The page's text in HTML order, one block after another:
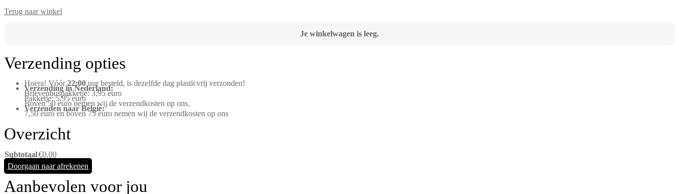
Terug naar winkel
Je winkelwagen is leeg.
Verzending opties
Hoera! Vóór22:00 uur besteld, is dezelfde dag plasticvrij verzonden!
Verzending in Nederland:
Brievenbuspakketje: 3,95 euro
Pakketje: 5,95 euro
Boven 50 euro nemen wij de verzendkosten op ons.
Verzenden naar Belgie:
7,50 euro en boven 75 euro nemen wij de verzendkosten op ons
Overzicht
Subtotaal€0,00
Totaal €0,00
Doorgaan naar afrekenen
Aanbevolen voor jou